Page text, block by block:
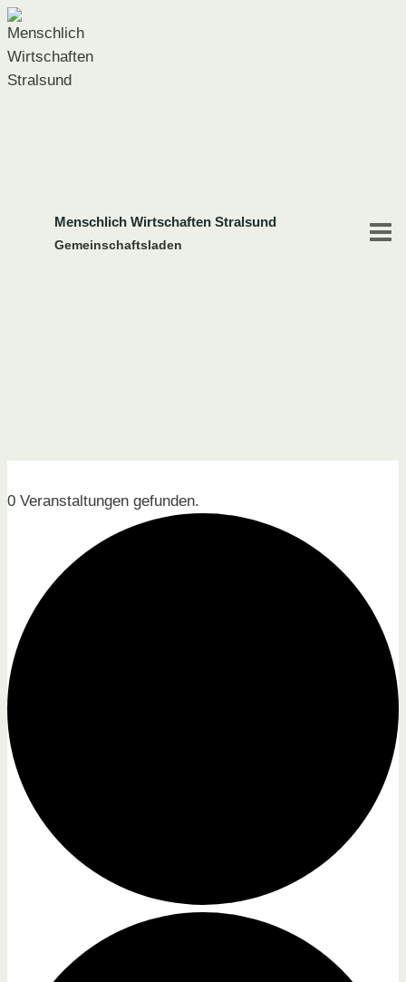
Zum
Inhalt
springen
Menschlich Wirtschaften Stralsund
Gemeinschaftsladen
0 Veranstaltungen gefunden.